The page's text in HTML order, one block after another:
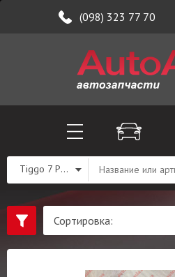
(098) 323 77 70
Tiggo 7 PRO